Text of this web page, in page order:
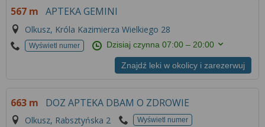
567 m APTEKA GEMINI
Olkusz, Króla Kazimierza Wielkiego 28
Wyświetl numer Dzisiaj czynna07:00 – 20:00
Znajdź leki w okolicy i zarezerwuj
663 m DOZ APTEKA DBAM O ZDROWIE
Olkusz, Rabsztyńska 2 Wyświetl numer